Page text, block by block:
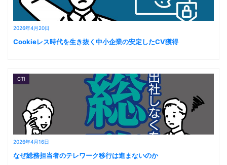
2026年4月20日
Cookieレス時代を生き抜く中小企業の安定したCV獲得
2026年4月16日
CTI
なぜ総務担当者のテレワーク移行は進まないのか